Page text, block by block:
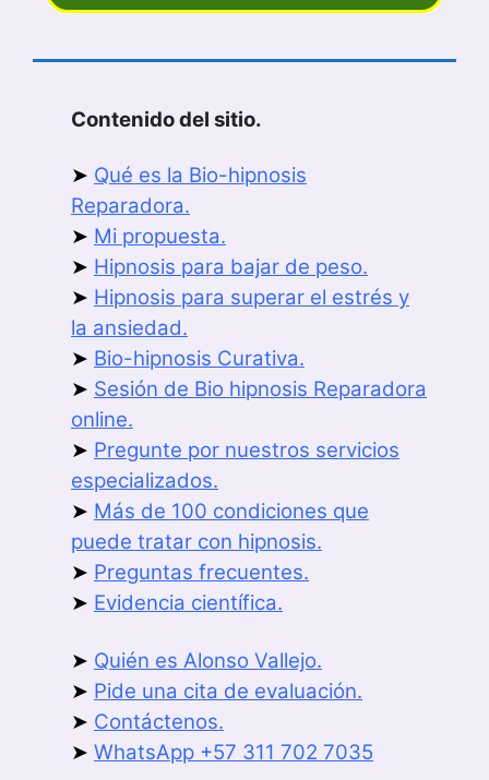
Contenido del sitio.
➤ Qué es la Bio-hipnosis
Reparadora.
➤ Mi propuesta.
➤ Hipnosis para bajar de peso.
➤ Hipnosis para superar el estrés y
la ansiedad.
➤ Bio-hipnosis Curativa.
➤ Sesión de Bio hipnosis Reparadora
online.
➤ Pregunte por nuestros servicios
especializados.
➤ Más de 100 condiciones que
puede tratar con hipnosis.
➤ Preguntas frecuentes.
➤ Evidencia científica.
➤ Quién es Alonso Vallejo.
➤ Pide una cita de evaluación.
➤ Contáctenos.
➤ WhatsApp +57 311 702 7035